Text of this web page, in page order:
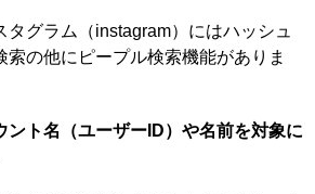
タグラム（instagram）にはハッシュ
索の他にピープル検索機能がありま
ント名（ユーザーID）や名前を対象に